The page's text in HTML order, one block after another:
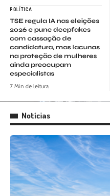
POLÍTICA
TSE regula IA nas eleições
2026 e pune deepfakes
com cassação de
candidatura, mas lacunas
na proteção de mulheres
ainda preocupam
especialistas
7 Min de leitura
Notícias